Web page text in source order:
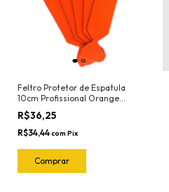
Feltro Protetor de Espatula
10cm Profissional Orange
(5und) 1020.O Joker
R$36,25
R$34,44com Pix